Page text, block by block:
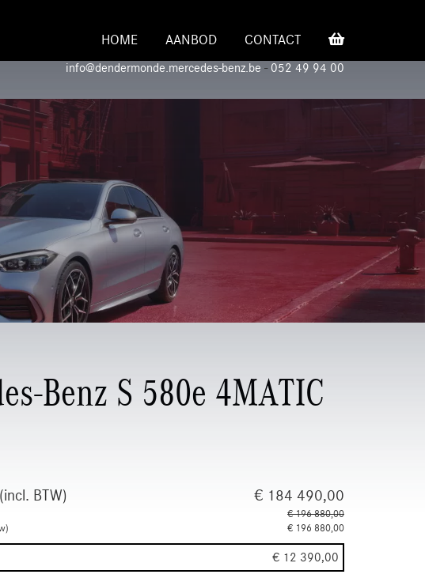
info@dendermonde.mercedes-benz.be - 052 49 94 00
HOME AANBOD CONTACT
Benz S 580e 4MATIC
BTW) € 184 490,00
€ 196 880,00
€ 196 880,00
€ 12 390,00